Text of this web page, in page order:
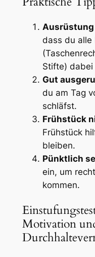
dass du alle
Stifte) dabei
Gut
du am Tag
schläfst.
Frühstück
Frühstück
bleiben.
Pünktlich
ein, um
kommen.
Motivation